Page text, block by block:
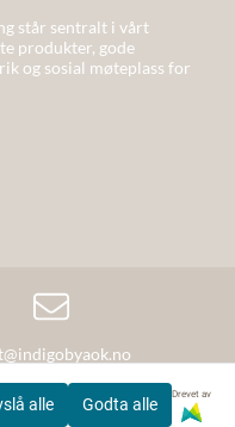
står sentralt i vårt
produkter, gode
og sosial møteplass for
alle Godta alle
Drevet av